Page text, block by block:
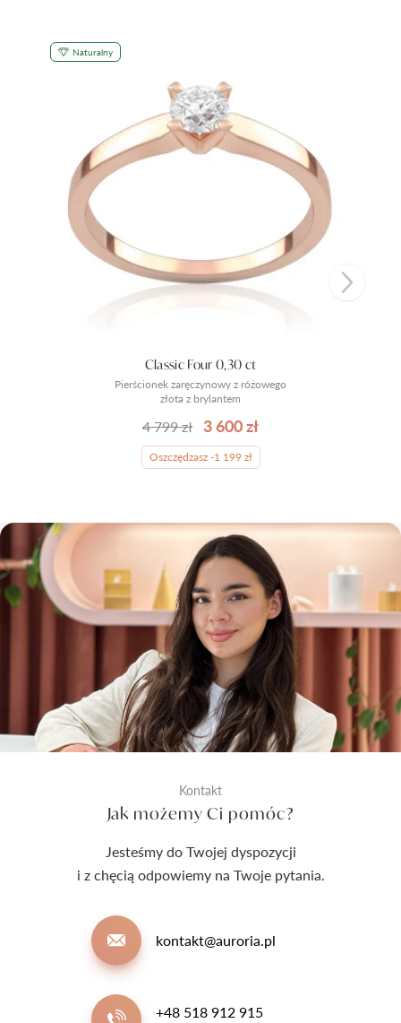
Naturalny
Pierścionek zaręczynowy z różowego
złota z brylantem
Classic Four 0,30 ct
4 799 zł 3 600 zł
Oszczędzasz -1 199 zł
Kontakt
Jak możemy Ci pomóc?
Jesteśmy do Twojej dyspozycji
i z chęcią odpowiemy na Twoje pytania.
kontakt@auroria.pl
+48 518 912 915